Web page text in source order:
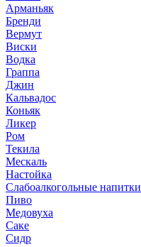
Арманьяк
Бренди
Вермут
Виски
Водка
Граппа
Джин
Кальвадос
Коньяк
Ликер
Ром
Текила
Мескаль
Настойка
Слабоалкогольные напитки
Пиво
Медовуха
Саке
Сидр